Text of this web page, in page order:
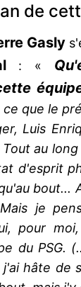
de
Gasly
: «
que le
Luis
au
d'esprit
bout...
je
pour
du PSG.
j'ai hâte de